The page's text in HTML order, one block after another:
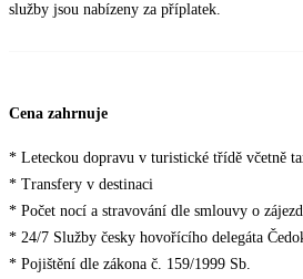
služby jsou nabízeny za příplatek.
Cena zahrnuje
* Leteckou dopravu v turistické třídě včetně
* Transfery v destinaci
* Počet nocí a stravování dle smlouvy o
* 24/7 Služby česky hovořícího delegáta
* Pojištění dle zákona č. 159/1999 Sb.